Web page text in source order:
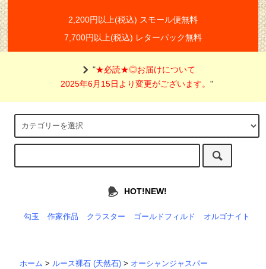
2,200円以上(税込) スモール便無料
7,700円以上(税込) レターパック無料
"★必読★◎お届けについて
2025年6月15日より変更がございます。"
HOT!NEW!
勾玉 作家作品 クラスター ゴールドフィルド オルゴナイト
ホーム > ルース裸石 (天然石) > オーシャンジャスパー